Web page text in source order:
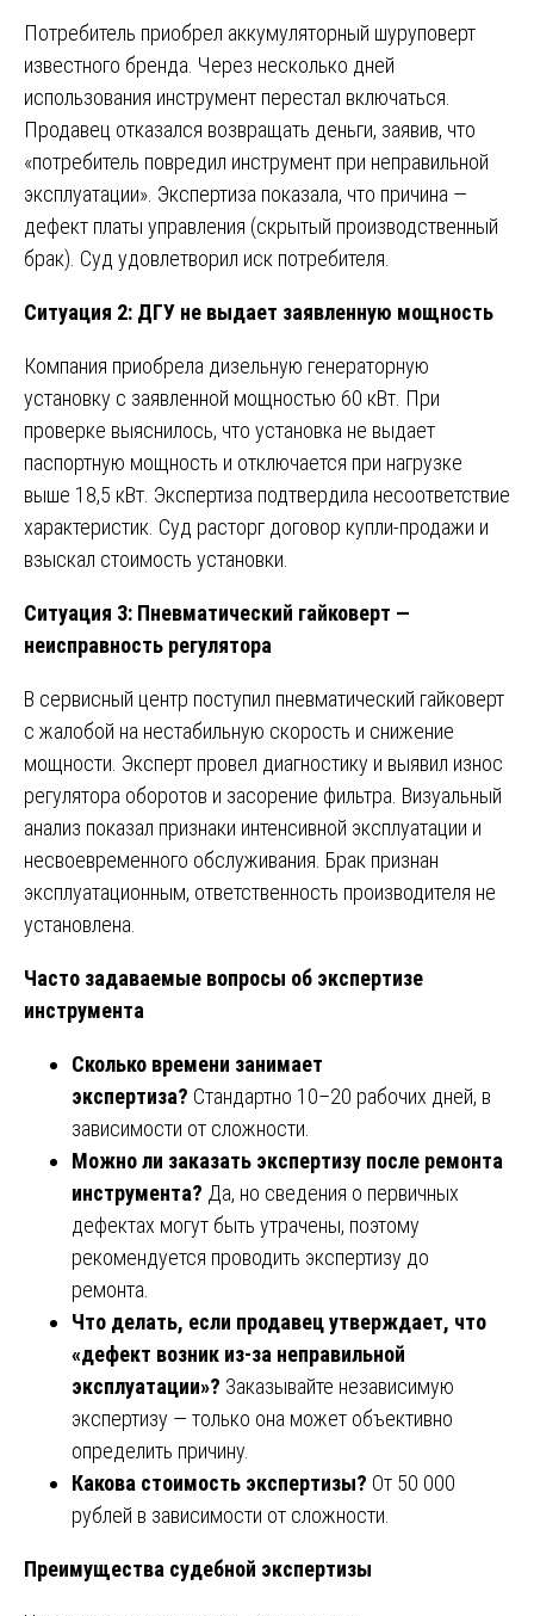
Потребитель приобрел аккумуляторный шуруповерт
известного бренда. Через несколько дней
использования инструмент перестал включаться.
Продавец отказался возвращать деньги, заявив, что
«потребитель повредил инструмент при неправильной
эксплуатации». Экспертиза показала, что причина —
дефект платы управления (скрытый производственный
брак). Суд удовлетворил иск потребителя.
Ситуация 2: ДГУ не выдает заявленную мощность
Компания приобрела дизельную генераторную
установку с заявленной мощностью 60 кВт. При
проверке выяснилось, что установка не выдает
паспортную мощность и отключается при нагрузке
выше 18,5 кВт. Экспертиза подтвердила несоответствие
характеристик. Суд расторг договор купли-продажи и
взыскал стоимость установки.
Ситуация 3: Пневматический гайковерт —
неисправность регулятора
В сервисный центр поступил пневматический гайковерт
с жалобой на нестабильную скорость и снижение
мощности. Эксперт провел диагностику и выявил износ
регулятора оборотов и засорение фильтра. Визуальный
анализ показал признаки интенсивной эксплуатации и
несвоевременного обслуживания. Брак признан
эксплуатационным, ответственность производителя не
установлена.
Часто задаваемые вопросы об экспертизе
инструмента
Сколько времени занимает
экспертиза? Стандартно 10–20 рабочих дней, в
зависимости от сложности.
Можно ли заказать экспертизу после ремонта
инструмента? Да, но сведения о первичных
дефектах могут быть утрачены, поэтому
рекомендуется проводить экспертизу до
ремонта.
Что делать, если продавец утверждает, что
«дефект возник из-за неправильной
эксплуатации»? Заказывайте независимую
экспертизу — только она может объективно
определить причину.
Какова стоимость экспертизы? От 50 000
рублей в зависимости от сложности.
Преимущества судебной экспертизы